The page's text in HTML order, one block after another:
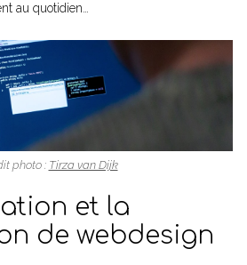
au quotidien…
photo : Tirza van Dijk
et la
de webdesign